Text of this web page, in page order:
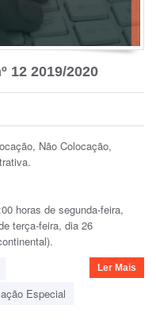
12 2019/2020
Não Colocação,
horas de segunda-feira,
terça-feira, dia 26
Especial
Ler Mais